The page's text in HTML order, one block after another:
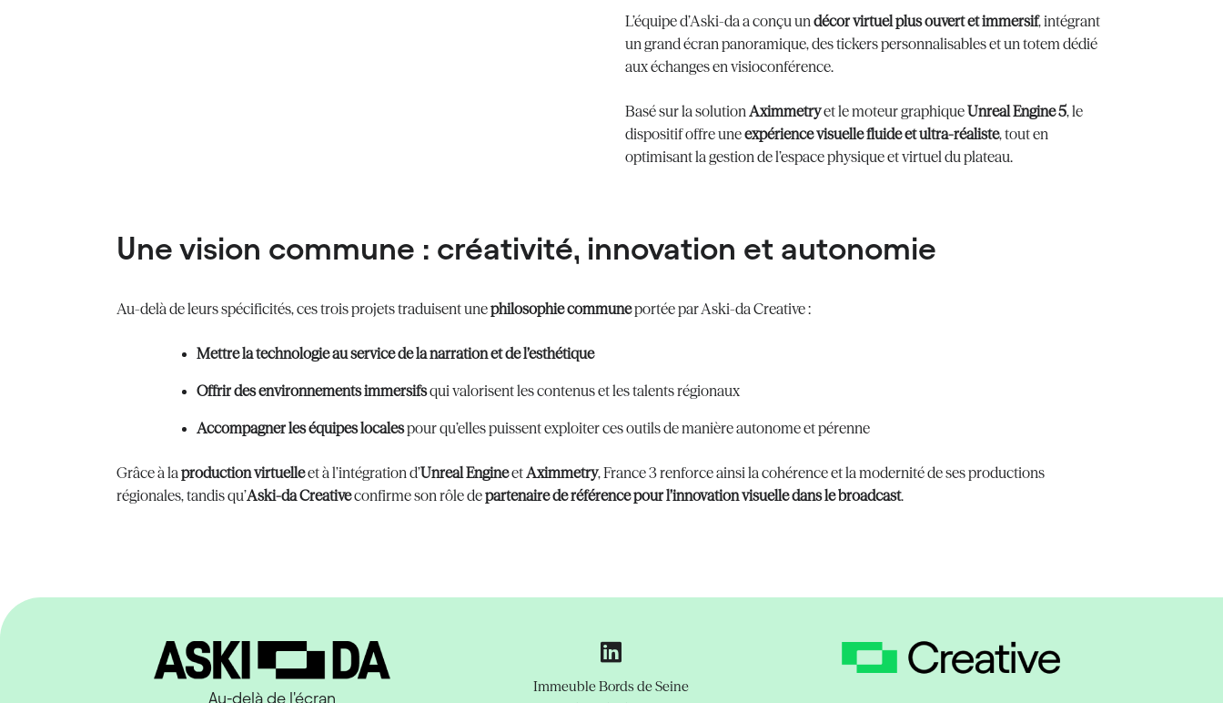
L’équipe d’Aski-da a conçu un décor virtuel plus ouvert et immersif, intégrant
un grand écran panoramique, des tickers personnalisables et un totem dédié
aux échanges en visioconférence.
Basé sur la solution Aximmetryet le moteur graphiqueUnreal Engine 5, le
dispositif offre uneexpérience visuelle fluide et ultra-réaliste, tout en
optimisant la gestion de l’espace physique et virtuel du plateau.
Une vision commune : créativité, innovation et autonomie
Au-delà de leurs spécificités, ces trois projets traduisent unephilosophie communeportée par Aski-da Creative :
Mettre la technologie au service de la narration et de l’esthétique
Offrir des environnements immersifsqui valorisent les contenus et les talents régionaux
Accompagner les équipes localespour qu’elles puissent exploiter ces outils de manière autonome et pérenne
Grâce à laproduction virtuelleet à l’intégration d’Unreal EngineetAximmetry, France 3 renforce ainsi la cohérence et la modernité de ses productions
régionales, tandis qu’Aski-da Creativeconfirme son rôle departenaire de référence pour l’innovation visuelle dans le broadcast.
Au-delà de l'écran
Immeuble Bords de Seine